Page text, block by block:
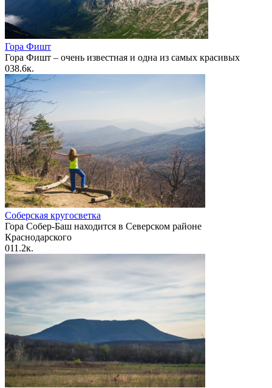
Гора Фишт
Гора Фишт – очень известная и одна из самых красивых
038.6к.
Соберская кругосветка
Гора Собер-Баш находится в Северском районе
Краснодарского
011.2к.